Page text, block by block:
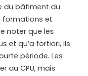
du bâtiment du
formations et
noter que les
et qu’a fortiori, ils
période. Les
au CPU, mais